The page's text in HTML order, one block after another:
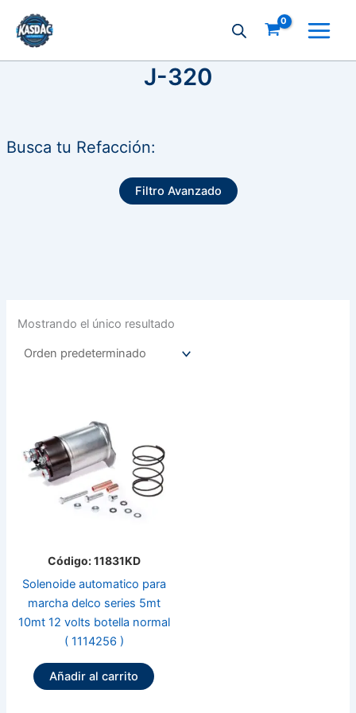
contenido
J-320
Busca tu Refacción:
Filtro Avanzado
Mostrando el único resultado
Código: 11831KD
Solenoide automatico para
marcha delco series 5mt
10mt 12 volts botella normal
( 1114256 )
Añadir al carrito